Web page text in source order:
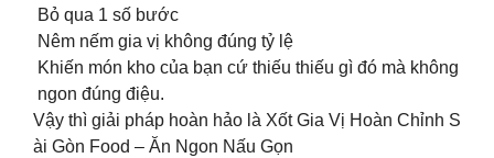
Bỏ qua 1 số bước
Nêm nếm gia vị không đúng tỷ lệ
️ Khiến món kho của bạn cứ thiếu thiếu gì đó mà không
ngon đúng điệu.
Vậy thì giải pháp hoàn hảo là Xốt Gia Vị Hoàn Chỉnh S
ài Gòn Food – Ăn Ngon Nấu Gọn